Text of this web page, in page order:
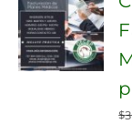
ADD TO
$